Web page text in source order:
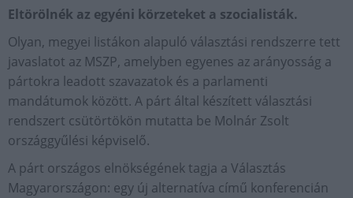
Eltörölnék az egyéni körzeteket a szocialisták.
Olyan, megyei listákon alapuló választási rendszerre tett
javaslatot az MSZP, amelyben egyenes az arányosság a
pártokra leadott szavazatok és a parlamenti
mandátumok között. A párt által készített választási
rendszert csütörtökön mutatta be Molnár Zsolt
országgyűlési képviselő.
A párt országos elnökségének tagja a Választás
Magyarországon: egy új alternatíva című konferencián